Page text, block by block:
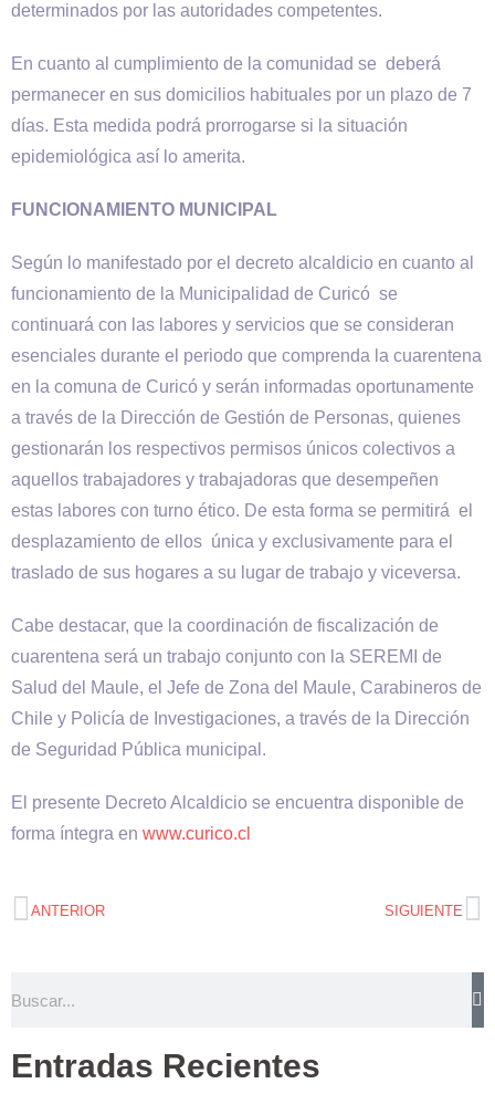
determinados por las autoridades competentes.
En cuanto al cumplimiento de la comunidad se deberá
permanecer en sus domicilios habituales por un plazo de 7
días. Esta medida podrá prorrogarse si la situación
epidemiológica así lo amerita.
FUNCIONAMIENTO MUNICIPAL
Según lo manifestado por el decreto alcaldicio en cuanto al
funcionamiento de la Municipalidad de Curicó se
continuará con las labores y servicios que se consideran
esenciales durante el periodo que comprenda la cuarentena
en la comuna de Curicó y serán informadas oportunamente
a través de la Dirección de Gestión de Personas, quienes
gestionarán los respectivos permisos únicos colectivos a
aquellos trabajadores y trabajadoras que desempeñen
estas labores con turno ético. De esta forma se permitirá el
desplazamiento de ellos única y exclusivamente para el
traslado de sus hogares a su lugar de trabajo y viceversa.
Cabe destacar, que la coordinación de fiscalización de
cuarentena será un trabajo conjunto con la SEREMI de
Salud del Maule, el Jefe de Zona del Maule, Carabineros de
Chile y Policía de Investigaciones, a través de la Dirección
de Seguridad Pública municipal.
El presente Decreto Alcaldicio se encuentra disponible de
forma íntegra en www.curico.cl
ANTERIOR SIGUIENTE
Entradas Recientes